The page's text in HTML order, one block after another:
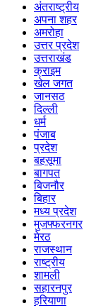
अंतराष्ट्रीय
अपना शहर
अमरोहा
उत्तर प्रदेश
उत्तराखंड
क्राइम
खेल जगत
जानसठ
दिल्ली
धर्म
पंजाब
प्रदेश
बहसूमा
बागपत
बिजनौर
बिहार
मध्य प्रदेश
मुजफ्फरनगर
मेरठ
राजस्थान
राष्ट्रीय
शामली
सहारनपुर
हरियाणा